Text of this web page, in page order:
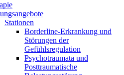
Stationen
Borderline-Erkrankung und
Störungen der
Gefühlsregulation
Psychotraumata und
Posttraumatische